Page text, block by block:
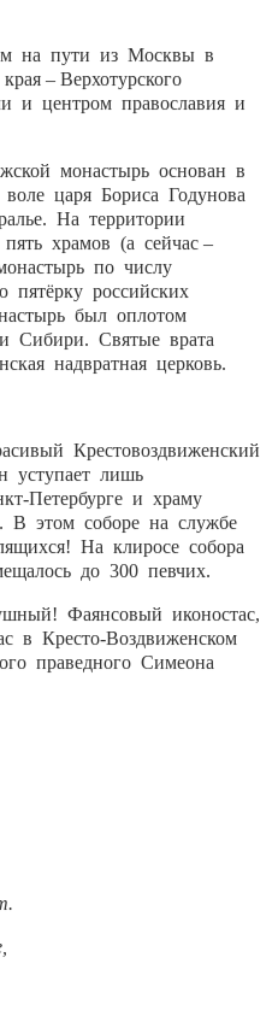
на пути из Москвы в
– Верхотурского
и центром православия и
монастырь основан в
царя Бориса Годунова
На территории
храмов (а сейчас –
по числу
пятёрку российских
был оплотом
и Сибири. Святые врата
надвратная церковь.
Крестовоздвиженский
уступает лишь
Петербурге и храму
В этом соборе на службе
На клиросе собора
до 300 певчих.
Фаянсовый иконостас,
в Кресто-Воздвиженском
праведного Симеона